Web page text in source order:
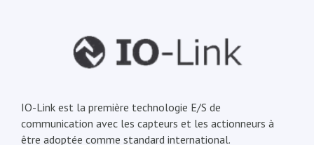
IO-Link est la première technologie E/S de
communication avec les capteurs et les actionneurs à
être adoptée comme standard international.